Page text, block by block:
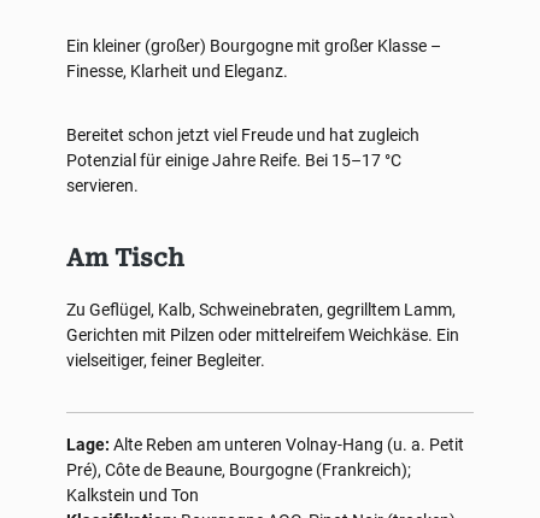
Ein kleiner (großer) Bourgogne mit großer Klasse –
Finesse, Klarheit und Eleganz.
Bereitet schon jetzt viel Freude und hat zugleich
Potenzial für einige Jahre Reife. Bei 15–17 °C
servieren.
Am Tisch
Zu Geflügel, Kalb, Schweinebraten, gegrilltem Lamm,
Gerichten mit Pilzen oder mittelreifem Weichkäse. Ein
vielseitiger, feiner Begleiter.
Lage: Alte Reben am unteren Volnay-Hang (u. a. Petit
Pré), Côte de Beaune, Bourgogne (Frankreich);
Kalkstein und Ton